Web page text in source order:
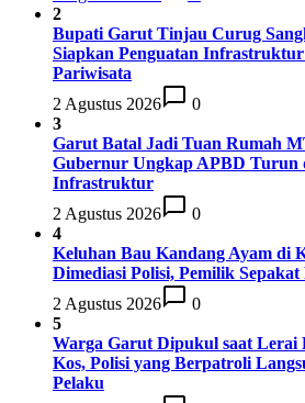
2
Bupati Garut Tinjau Curug
Siapkan Penguatan
Pariwisata
2 Agustus 2026
0
3
Garut Batal Jadi Tuan Rumah
Gubernur Ungkap APBD Turun
Infrastruktur
2 Agustus 2026
0
4
Keluhan Bau Kandang Ayam di
Dimediasi Polisi, Pemilik
2 Agustus 2026
0
5
Warga Garut Dipukul saat Lerai
Kos, Polisi yang Berpatroli
Pelaku